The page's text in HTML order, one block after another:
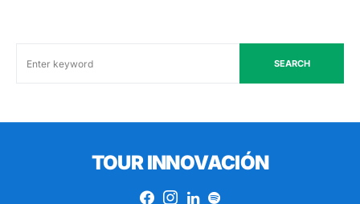
SEARCH
TOUR INNOVACIÓN